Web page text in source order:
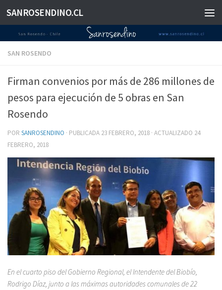
Saltar al contenido
SANROSENDINO.CL
SAN ROSENDO
Firman convenios por más de 286 millones de
pesos para ejecución de 5 obras en San
Rosendo
POR SANROSENDINO · PUBLICADA 23 FEBRERO, 2018 · ACTUALIZADO 24
FEBRERO, 2018
En el cuarto piso del Gobierno Regional, el Intendente del Biobío,
Rodrigo Díaz, junto a las máximas autoridades comunales de 22